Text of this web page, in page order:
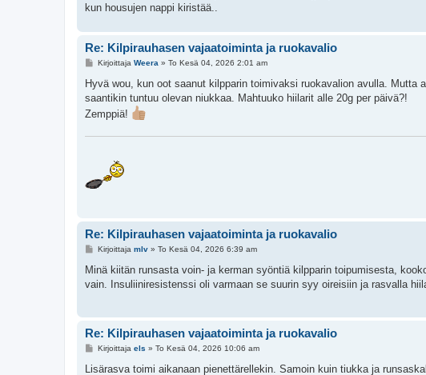
kun housujen nappi kiristää..
Re: Kilpirauhasen vajaatoiminta ja ruokavalio
V
e
s
t
Kirjoittaja Weera » To Kesä 04, 2026 2:01 am
Hyvä wou, kun oot saanut kilpparin toimivaksi ruokavalion avulla.
saantikin tuntuu olevan niukkaa. Mahtuuko hiilarit alle 20g per päivä?!
Zemppiä!
Re: Kilpirauhasen vajaatoiminta ja ruokavalio
V
e
t
Kirjoittaja mlv» To Kesä 04, 2026 6:39 am
Minä kiitän runsasta voin- ja kerman syöntiä kilpparin toipumisesta,
vain. Insuliiniresistenssi oli varmaan se suurin syy oireisiin ja rasvalla
Re: Kilpirauhasen vajaatoiminta ja ruokavalio
V
e
Kirjoittaja els » To Kesä 04, 2026 10:06 am
Lisärasva toimi aikanaan pienettärellekin. Samoin kuin tiukka ja